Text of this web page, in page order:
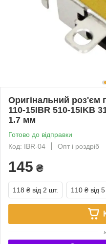
Оригінальний роз'єм
110-15IBR 510-15IKB
1.7 мм
Готово до відправки
Код: IBR-04
Опт і роздріб
145 ₴
118 ₴ від 2 шт. 110 ₴ від